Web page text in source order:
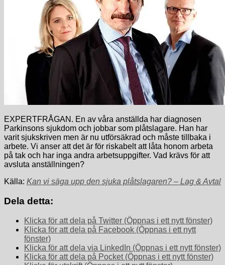
EXPERTFRÅGAN. En av våra anställda har diagnosen
Parkinsons sjukdom och jobbar som plåtslagare. Han har
varit sjukskriven men är nu utförsäkrad och måste tillbaka i
arbete. Vi anser att det är för riskabelt att låta honom arbeta
på tak och har inga andra arbetsuppgifter. Vad krävs för att
avsluta anställningen?
Källa: Kan vi säga upp den sjuka plåtslagaren? – Lag & Avtal
Dela detta:
Klicka för att dela på Twitter (Öppnas i ett nytt fönster)
Klicka för att dela på Facebook (Öppnas i ett nytt
fönster)
Klicka för att dela via LinkedIn (Öppnas i ett nytt fönster)
Klicka för att dela på Pocket (Öppnas i ett nytt fönster)